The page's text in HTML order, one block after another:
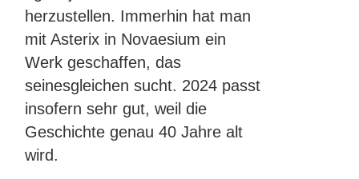
herzustellen. Immerhin hat man
mit Asterix in Novaesium ein
Werk geschaffen, das
seinesgleichen sucht. 2024 passt
insofern sehr gut, weil die
Geschichte genau 40 Jahre alt
wird.